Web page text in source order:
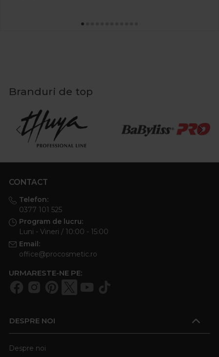
Branduri de top
CONTACT
Telefon:
0377 101 525
Program de lucru:
Luni - Vineri / 10:00 - 15:00
Email:
office@procosmetic.ro
URMARESTE-NE PE:
DESPRE NOI
Despre noi